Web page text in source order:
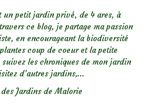
petit jardin privé, de 4 ares, à
ce blog, je partage ma passion
en encourageant la biodiversité
coup de coeur et la petite
les chroniques de mon jardin
d’autres jardins,...
Jardins de Malorie